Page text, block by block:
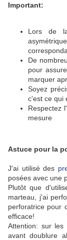
Important:
Lors de
De
pour
marquer
Soyez
c'est ce qui
Respectez
mesure
Astuce pour la
J'ai utilisé des
posées avec une
Plutôt que
marteau, j'ai
perforatrice pour
efficace!
Attention: sur
avant doublure